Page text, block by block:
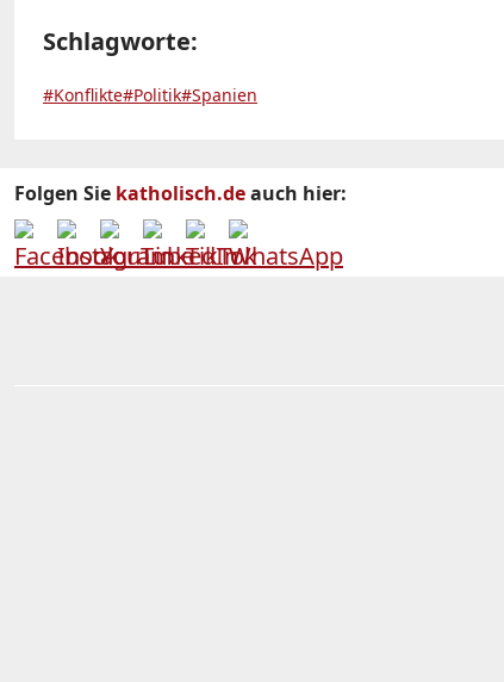
Schlagworte:
#Konflikte#Politik#Spanien
Folgen Sie katholisch.deauch hier: